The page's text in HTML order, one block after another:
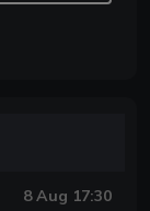
8 Aug 17:30